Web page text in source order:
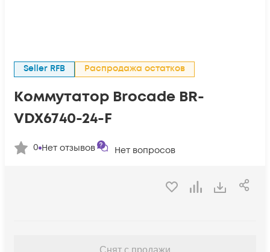
Seller RFB Распродажа остатков
Коммутатор Brocade BR-
VDX6740-24-F
0 Нет отзывов Нет вопросов
Снят с продажи